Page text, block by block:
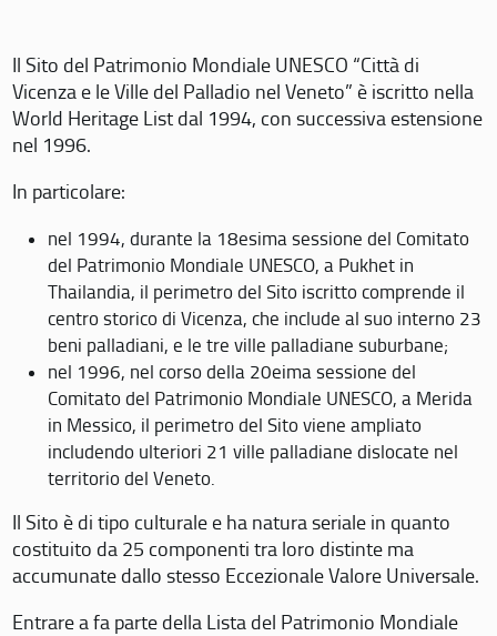
Il Sito del Patrimonio Mondiale UNESCO “Città di
Vicenza e le Ville del Palladio nel Veneto” è iscritto nella
World Heritage List dal 1994, con successiva estensione
nel 1996.
In particolare:
nel 1994, durante la 18esima sessione del Comitato
del Patrimonio Mondiale UNESCO, a Pukhet in
Thailandia, il perimetro del Sito iscritto comprende il
centro storico di Vicenza, che include al suo interno 23
beni palladiani, e le tre ville palladiane suburbane;
nel 1996, nel corso della 20eima sessione del
Comitato del Patrimonio Mondiale UNESCO, a Merida
in Messico, il perimetro del Sito viene ampliato
includendo ulteriori 21 ville palladiane dislocate nel
territorio del Veneto.
Il Sito è di tipo culturale e ha natura seriale in quanto
costituito da 25 componenti tra loro distinte ma
accumunate dallo stesso Eccezionale Valore Universale.
Entrare a fa parte della Lista del Patrimonio Mondiale